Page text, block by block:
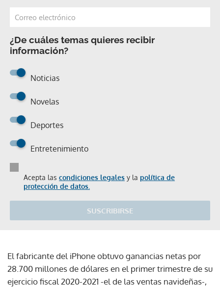
¿De cuáles temas quieres recibir
información?
Noticias
Novelas
Deportes
Entretenimiento
Acepta las condiciones legales y la política de
protección de datos.
SUSCRIBIRSE
El fabricante del iPhone obtuvo ganancias netas por
28.700 millones de dólares en el primer trimestre de su
ejercicio fiscal 2020-2021 -el de las ventas navideñas-,